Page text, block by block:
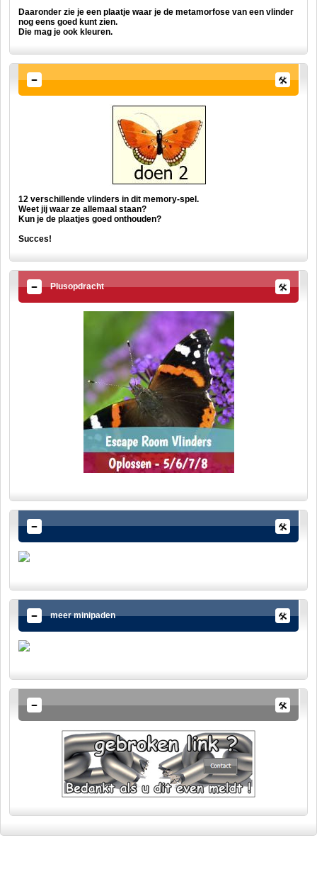
Daaronder zie je een plaatje waar je de metamorfose van een vlinder
nog eens goed kunt zien.
Die mag je ook kleuren.
12 verschillende vlinders in dit memory-spel.
Weet jij waar ze allemaal staan?
Kun je de plaatjes goed onthouden?
Succes!
Plusopdracht
meer minipaden